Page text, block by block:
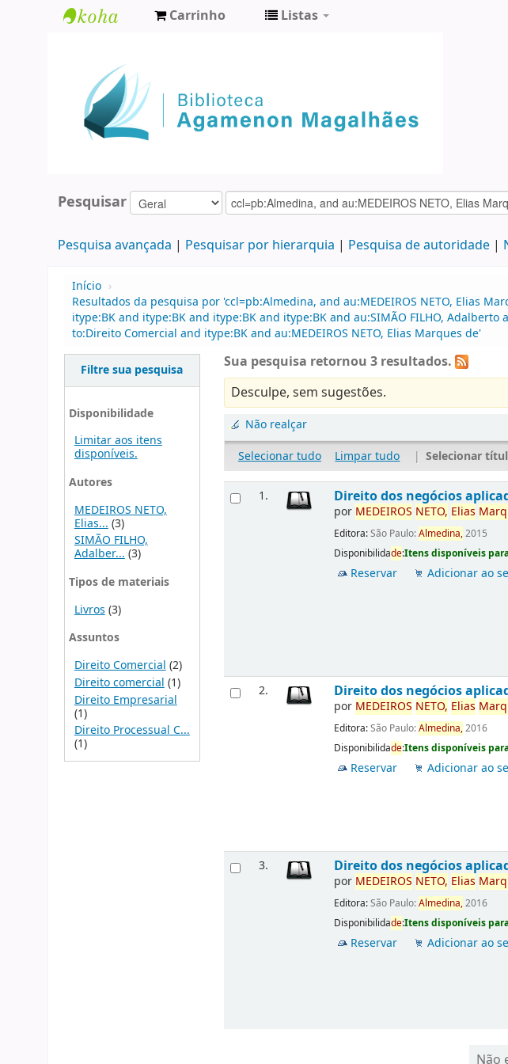
Agamenon
Magalhães
Carrinho Listas
Pesquisar
Pesquisa avançada Pesquisar por hierarquia Pesquisa de autoridade
Início ›
Resultados da pesquisa por 'ccl=pb:Almedina, and au:MEDEIROS NETO, Elias
itype:BK and itype:BK and itype:BK and itype:BK and au:SIMÃO FILHO,
to:Direito Comercial and itype:BK and au:MEDEIROS NETO, Elias Marques de'
Filtre sua pesquisa
Disponibilidade
Limitar aos itens
disponíveis.
Autores
MEDEIROS NETO,
Elias... (3)
SIMÃO FILHO,
Adalber...(3)
Tipos de materiais
Livros (3)
Assuntos
Direito Comercial (2)
Direito comercial (1)
Direito Empresarial
(1)
Direito Processual C...
(1)
Sua pesquisa retornou 3 resultados.
Desculpe, sem sugestões.
Não realçar
Selecionar tudo
Limpar tudo | Selecionar
1. Direito dos negócios
por MEDEIROS NETO, Elias
Editora:São Paulo:Almedina,2015
Disponibilidade:Itens disponíveis
Reservar Adicionar ao
2. Direito dos negócios
por MEDEIROS NETO, Elias
Editora:São Paulo:Almedina,2016
Disponibilidade:Itens disponíveis
Reservar Adicionar ao
3. Direito dos negócios
por MEDEIROS NETO, Elias
Editora:São Paulo:Almedina,2016
Disponibilidade:Itens disponíveis
Reservar Adicionar ao